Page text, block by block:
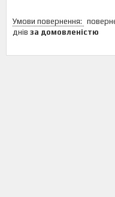
днів за домовленістю